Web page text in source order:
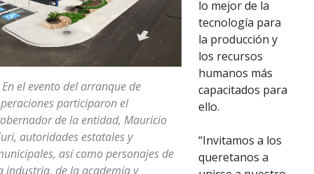
En el evento del arranque de
participaron el
de la entidad, Mauricio
autoridades estatales y
así como personajes de
industria, de la academia y
lo mejor de la
tecnología para
la producción y
los recursos
humanos más
capacitados para
ello.
“Invitamos a los
queretanos a